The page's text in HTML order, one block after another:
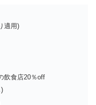
適用)
飲食店20％off